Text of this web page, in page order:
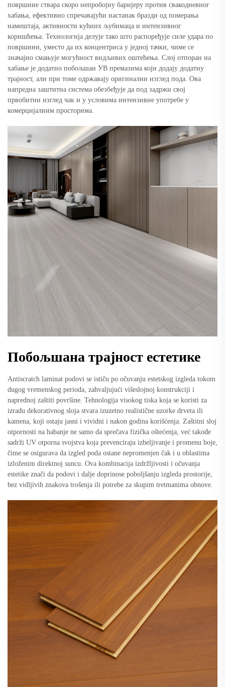
површине ствара скоро непробојну баријеру против свакодневног
хабања, ефективно спречавајући настанак бразди од померања
намештаја, активности кућних љубимаца и интензивног
коришћења. Технологија делује тако што распоређује силе удара по
површини, уместо да их концентриса у једној тачки, чиме се
значајно смањује могућност видљивих оштећења. Слој отпоран на
хабање је додатно побољшан УВ премазима који додају додатну
трајност, али при томе одржавају оригинални изглед пода. Ова
напредна заштитна система обезбеђује да под задржи свој
првобитни изглед чак и у условима интензивне употребе у
комерцијалним просторима.
Побољшана трајност естетике
Antiscratch laminat podovi se ističu po očuvanju estetskog izgleda tokom
dugog vremenskog perioda, zahvaljujući višeslojnoj konstrukciji i
naprednoj zaštiti površine. Tehnologija visokog tiska koja se koristi za
izradu dekorativnog sloja stvara izuzetno realistične uzorke drveta ili
kamena, koji ostaju jasni i vividni i nakon godina korišćenja. Zaštitni sloj
otpornosti na habanje ne samo da sprečava fizička oštećenja, već takođe
sadrži UV otporna svojstva koja prevenciraju izbeljivanje i promenu boje,
čime se osigurava da izgled poda ostane nepromenjen čak i u oblastima
izloženim direktnoj suncu. Ova kombinacija izdržljivosti i očuvanja
estetike znači da podovi i dalje doprinose poboljšanju izgleda prostorije,
bez vidljivih znakova trošenja ili potrebe za skupim tretmanima obnove.